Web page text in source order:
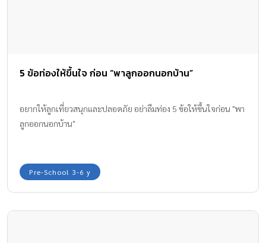
5 ข้อท่องให้ขึ้นใจ ก่อน “พาลูกออกนอกบ้าน”
อยากให้ลูกเที่ยวสนุกและปลอดภัย อย่าลืมท่อง 5 ข้อให้ขึ้นใจก่อน "พา
ลูกออกนอกบ้าน"
Pre-School 3-6 y